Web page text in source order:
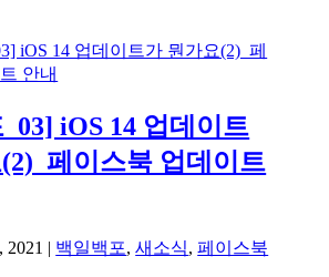
iOS 14 업데이트
페이스북 업데이트
2021 | 백일백포,새소식,페이스북